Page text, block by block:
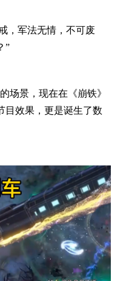
，军法无情，不可废
”
场景，现在在《崩铁》
目效果，更是诞生了数